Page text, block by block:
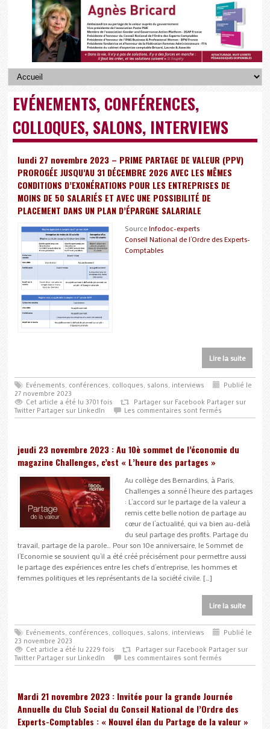
EVÉNEMENTS, CONFÉRENCES,
COLLOQUES, SALONS, INTERVIEWS
lundi 27 novembre 2023 – PRIME PARTAGE DE VALEUR (PPV)
PROROGÉE JUSQU’AU 31 DÉCEMBRE 2026 AVEC LES MÊMES
CONDITIONS D’EXONÉRATIONS POUR LES ENTREPRISES DE
MOINS DE 50 SALARIÉS ET AVEC UNE POSSIBILITÉ DE
PLACEMENT DANS UN PLAN D’ÉPARGNE SALARIALE
SourceInfodoc-experts
Conseil National de l’Ordre des Experts-
Comptables
Lire la suite
Evénements, conférences, colloques, salons, interviews
Publié le
27 novembre 2023
Cet article a été lu 3701 fois
Partager sur Facebook Partager sur
Twitter Partager sur LinkedIn Les commentaires sont fermés
jeudi 23 novembre 2023 : Au 10è sommet de l’économie du
magazine Challenges, c’est « L’heure des partages »
Au collège des Bernardins, à Paris,
Challenges a sonné l’heure des partages
: L’accord sur le partage de la valeur a
remis cette belle notion de partage au
cœur de l’actualité, qui va bien au-delà
du seul partage des profits. Partage du
travail, partage de la parole… Pour son 10e anniversaire, le Sommet de
l’Economie se souvient qu’il a été créé précisément pour permettre aussi
le partage des expériences entre les chefs d’entreprise, les hommes et
femmes politiques et les représentants de la société civile. […]
Lire la suite
Evénements, conférences, colloques, salons, interviews
Publié le
23 novembre 2023
Cet article a été lu 2229 fois
Partager sur Facebook Partager sur
Twitter Partager sur LinkedIn Les commentaires sont fermés
Mardi 21 novembre 2023 : Invitée pour la grande Journée
Annuelle du Club Social du Conseil National de l’Ordre des
Experts-Comptables : « Nouvel élan du Partage de la valeur »